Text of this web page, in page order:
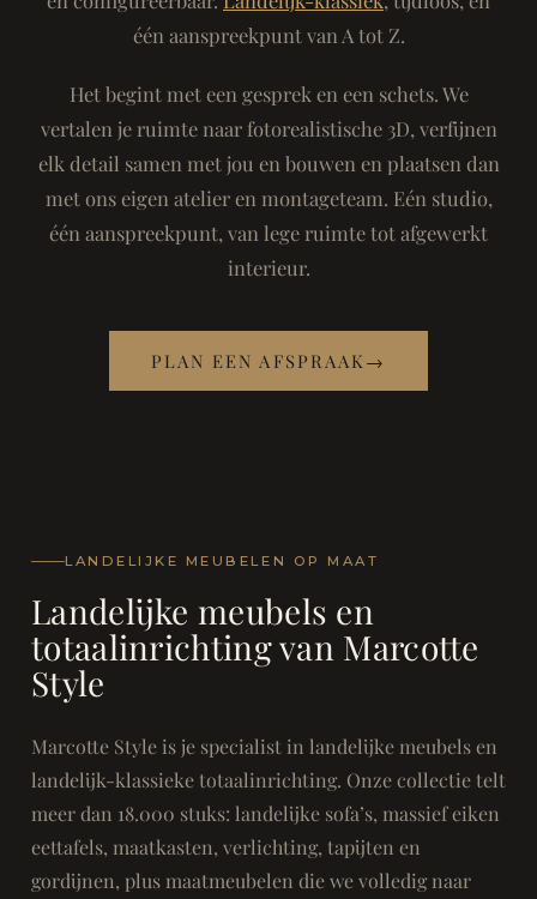
één aanspreekpunt van A tot Z.
Het begint met een gesprek en een schets. We
vertalen je ruimte naar fotorealistische 3D, verfijnen
elk detail samen met jou en bouwen en plaatsen dan
met ons eigen atelier en montageteam. Eén studio,
één aanspreekpunt, van lege ruimte tot afgewerkt
interieur.
PLAN EEN AFSPRAAK →
LANDELIJKE MEUBELEN OP MAAT
Landelijke meubels en
totaalinrichting van Marcotte
Style
Marcotte Style is je specialist in landelijke meubels en
landelijk-klassieke totaalinrichting. Onze collectie telt
meer dan 18.000 stuks: landelijke sofa’s, massief eiken
eettafels, maatkasten, verlichting, tapijten en
gordijnen, plus maatmeubelen die we volledig naar